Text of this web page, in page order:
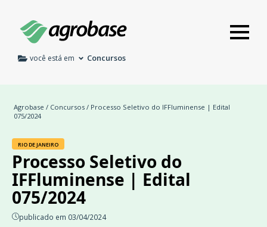
você está em Concursos
Agrobase / Concursos / Processo Seletivo do IFFluminense | Edital
075/2024
RIO DE JANEIRO
Processo Seletivo do
IFFluminense | Edital
075/2024
publicado em 03/04/2024